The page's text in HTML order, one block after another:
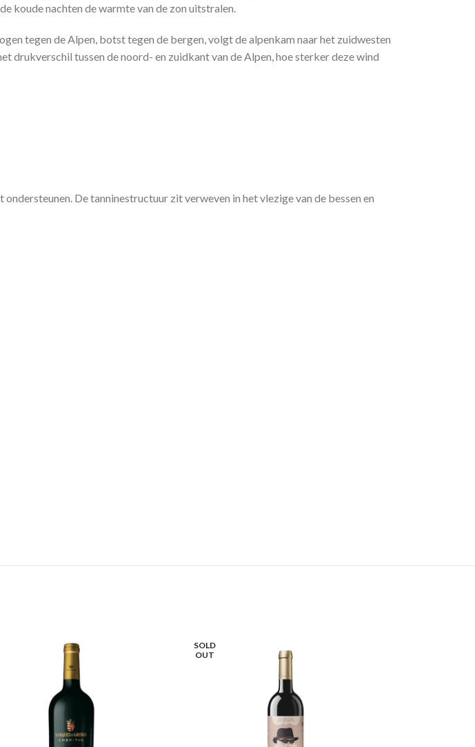
koude nachten de warmte van de zon uitstralen.
tegen de Alpen, botst tegen de bergen, volgt de alpenkam naar het zuidwesten
drukverschil tussen de noord- en zuidkant van de Alpen, hoe sterker deze wind
De tanninestructuur zit verweven in het vlezige van de bessen en
SOLD
OUT